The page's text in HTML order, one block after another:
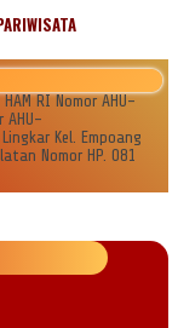
HAM RI Nomor AHU-
AHU-
Kel. Empoang
Nomor HP. 081